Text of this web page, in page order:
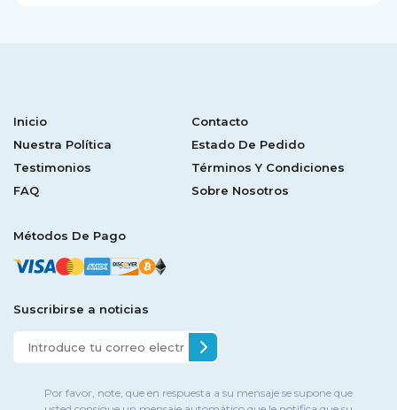
Inicio
Contacto
Nuestra Política
Estado De Pedido
Testimonios
Términos Y Condiciones
FAQ
Sobre Nosotros
Métodos De Pago
Suscribirse a noticias
Por favor, note, que en respuesta a su mensaje se supone que